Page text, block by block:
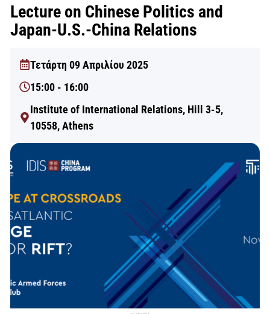
Lecture on Chinese Politics and
Japan-U.S.-China Relations
Τετάρτη 09 Απριλίου 2025
15:00 - 16:00
Institute of International Relations, Hill 3-5,
10558, Athens